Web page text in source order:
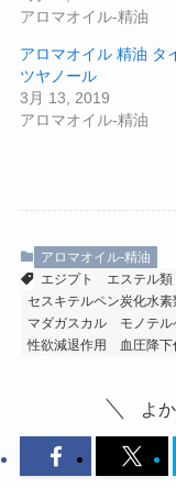
アロマオイル-精油
アロマオイル 精油 タ
ツヤノール
3月 13, 2019
アロマオイル-精油
アロマオイル-精油
エジプト
エステル類
セスキテルペン炭化水素
マダガスカル
モノテ
性欲減退作用
血圧降下
よ